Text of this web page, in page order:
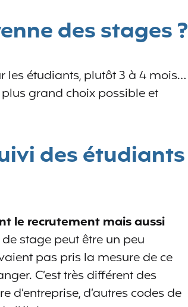
des stages ?
les étudiants, plutôt 3 à 4 mois…
grand choix possible et
des étudiants
le recrutement mais aussi
stage peut être un peu
pas pris la mesure de ce
C’est très différent des
d’entreprise, d’autres codes de